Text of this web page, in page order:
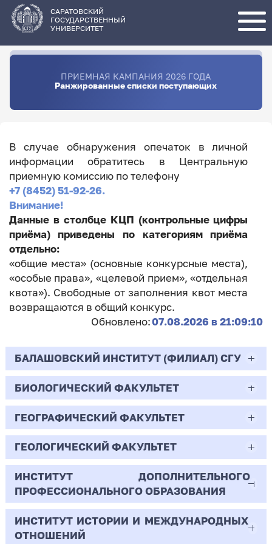
основному
содержанию
САРАТОВСКИЙ
ГОСУДАРСТВЕННЫЙ
УНИВЕРСИТЕТ
ПРИЕМНАЯ КАМПАНИЯ 2026 ГОДА
Ранжированные списки поступающих
В случае обнаружения опечаток в личной
информации обратитесь в Центральную
приемную комиссию по телефону
+7 (8452) 51-92-26.
Внимание!
Данные в столбце КЦП (контрольные цифры
приёма) приведены по категориям приёма
отдельно:
«общие места» (основные конкурсные места),
«особые права», «целевой прием», «отдельная
квота»). Свободные от заполнения квот места
возвращаются в общий конкурс.
Обновлено:07.08.2026 в 21:09:10
БАЛАШОВСКИЙ ИНСТИТУТ (ФИЛИАЛ) СГУ
44.03.02
Психолого-педагогическое образование
Очная | Бакалавр
Всего бюджетных мест - 10
Бюджет/
Общие места
Профиль: Практическая
психология образования
БИОЛОГИЧЕСКИЙ ФАКУЛЬТЕТ
06.03.01
Биология
Очная | Бакалавр
Всего бюджетных мест - 50
Бюджет/Общие места
ГЕОГРАФИЧЕСКИЙ ФАКУЛЬТЕТ
05.03.02
География
Очная | Бакалавр
Всего бюджетных мест - 15
ГЕОЛОГИЧЕСКИЙ ФАКУЛЬТЕТ
05.03.01
Геология
Очная | Бакалавр
ИНСТИТУТ ДОПОЛНИТЕЛЬНОГО
ПРОФЕССИОНАЛЬНОГО ОБРАЗОВАНИЯ
38.03.02
ИНСТИТУТ ИСТОРИИ И МЕЖДУНАРОДНЫХ
ОТНОШЕНИЙ